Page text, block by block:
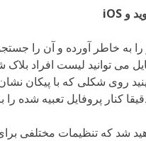
و iOS
را به خاطر آورده و آن را
می توانید لیست افراد بلاک
روی شکلی که با پیکان
پروفایل تعبیه شده را
شد که تنظیمات مختلفی برای